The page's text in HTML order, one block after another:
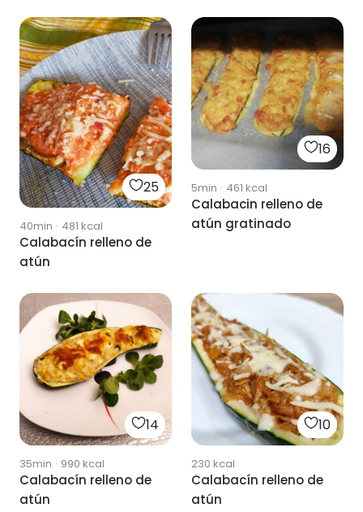
25
40min · 481 kcal
Calabacín relleno de
atún
16
5min · 461 kcal
Calabacin relleno de
atún gratinado
14
35min · 990 kcal
Calabacín relleno de
atún
10
230 kcal
Calabacín relleno de
atún